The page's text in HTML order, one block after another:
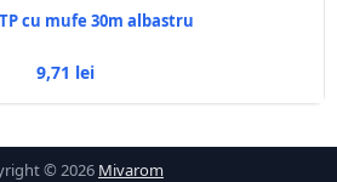
cu mufe 30m albastru
9,71 lei
© 2026 Mivarom